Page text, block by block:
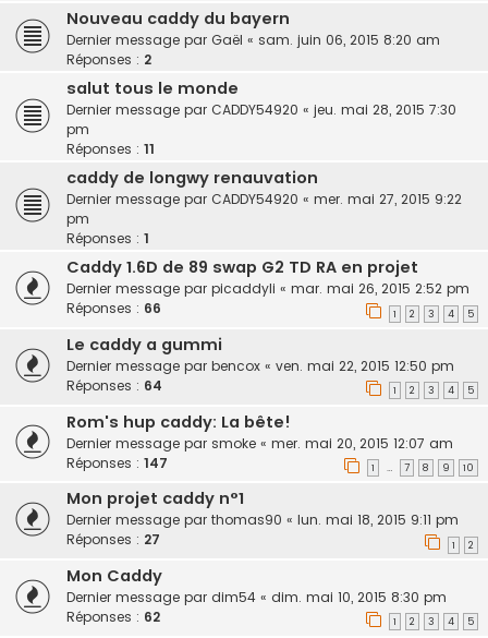
Nouveau caddy du bayern
Dernier message par Gaël « sam. juin 06, 2015 8:20 am
Réponses : 2
salut tous le monde
Dernier message par CADDY54920 « jeu. mai 28, 2015 7:30
pm
Réponses : 11
caddy de longwy renauvation
Dernier message par CADDY54920 « mer. mai 27, 2015 9:22
pm
Réponses : 1
Caddy 1.6D de 89 swap G2 TD RA en projet
Dernier message par picaddyli « mar. mai 26, 2015 2:52 pm
Réponses : 66 1 2 3 4 5
Le caddy a gummi
Dernier message par bencox « ven. mai 22, 2015 12:50 pm
Réponses : 64 1 2 3 4 5
Rom's hup caddy: La bête!
Dernier message par smoke « mer. mai 20, 2015 12:07 am
Réponses : 147 1 … 7 8 9 10
Mon projet caddy n°1
Dernier message par thomas90 « lun. mai 18, 2015 9:11 pm
Réponses : 27 1 2
Mon Caddy
Dernier message par dim54 « dim. mai 10, 2015 8:30 pm
Réponses : 62 1 2 3 4 5